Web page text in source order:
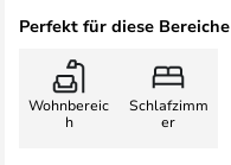
Perfekt für diese Bereiche
Wohnbereic
h
Schlafzimm
er